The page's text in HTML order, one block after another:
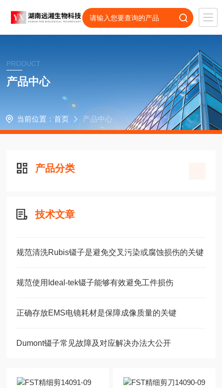
PRODUCT
产品中心
当前位置： 首页 产品中心
产品分类
技术文章
规范清洗Rubis镊子是避免交叉污染或腐蚀损伤的关键
规范使用Ideal-tek镊子能够有效避免工件损伤
正确存放EMS电镜耗材是保障成像质量的关键
Dumont镊子常见故障及对应解决办法大公开